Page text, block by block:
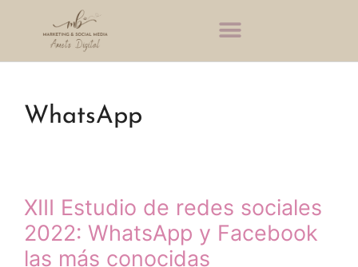
WhatsApp
XIII Estudio de redes sociales
2022: WhatsApp y Facebook
las más conocidas